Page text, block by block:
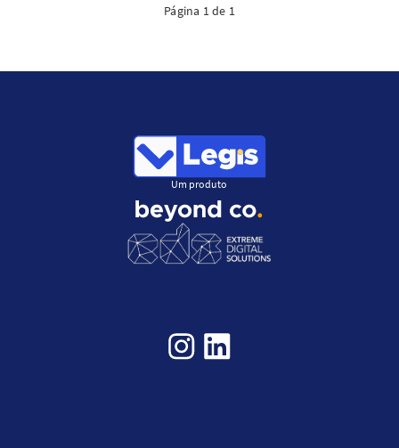
Página 1 de 1
Um produto